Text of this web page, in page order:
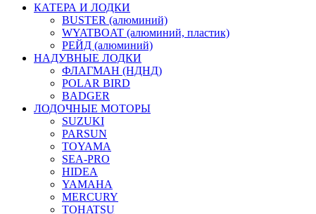
КАТЕРА И ЛОДКИ
BUSTER (алюминий)
WYATBOAT (алюминий, пластик)
РЕЙД (алюминий)
НАДУВНЫЕ ЛОДКИ
ФЛАГМАН (НДНД)
POLAR BIRD
BADGER
ЛОДОЧНЫЕ МОТОРЫ
SUZUKI
PARSUN
TOYAMA
SEA-PRO
HIDEA
YAMAHA
MERCURY
TOHATSU